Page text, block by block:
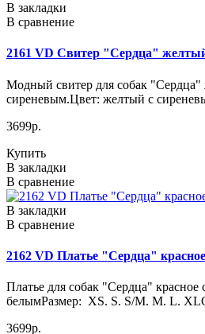
В закладки
В сравнение
2161 VD Свитер "Сердца"
Модный свитер для собак "Сердца"
сиреневым.Цвет: желтый с
3699р.
Купить
В закладки
В сравнение
В закладки
В сравнение
2162 VD Платье "Сердца"
Платье для собак "Сердца" красное
белымРазмер: XS. S. S/M. M. L.
3699р.